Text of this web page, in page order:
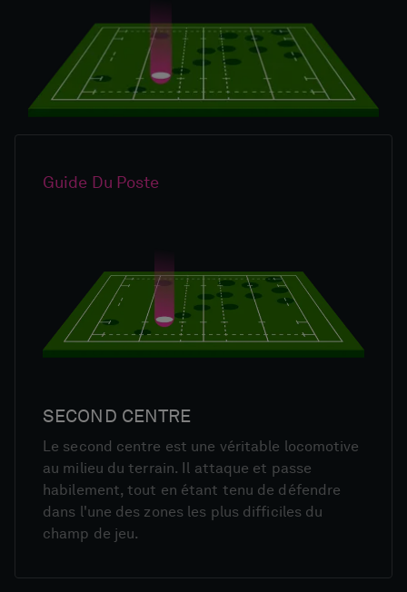
Guide Du Poste
SECOND CENTRE
Le second centre est une véritable locomotive
au milieu du terrain. Il attaque et passe
habilement, tout en étant tenu de défendre
dans l'une des zones les plus difficiles du
champ de jeu.